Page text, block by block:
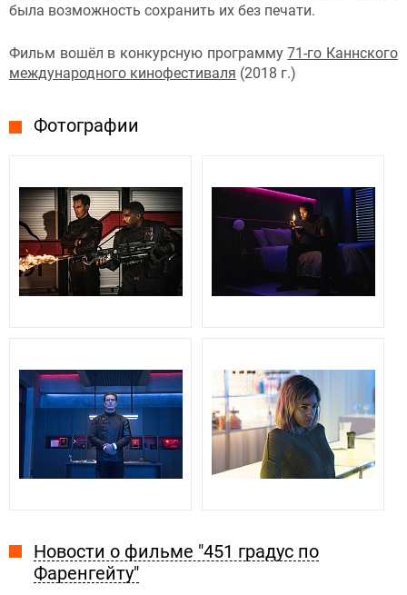
была возможность сохранить их без печати.
Фильм вошёл в конкурсную программу71-го Каннского
международного кинофестиваля (2018 г.)
Фотографии
Новости о фильме "451 градус по
Фаренгейту"